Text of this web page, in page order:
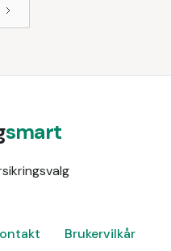
smart
Brukervilkår